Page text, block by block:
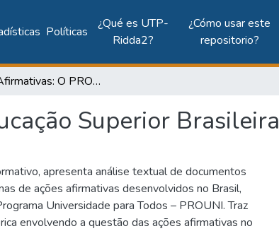
Políticas
¿Qué es UTP-
Ridda2?
¿Cómo usar este
repositorio?
Ações Afirmativas: O PROUNI na Educação Superior Brasileira
Superior Brasileira
apresenta análise textual de documentos
de ações afirmativas desenvolvidos no Brasil,
Universidade para Todos – PROUNI. Traz
envolvendo a questão das ações afirmativas no